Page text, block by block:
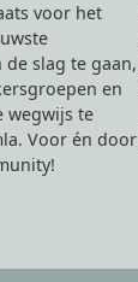
voor het
slag te gaan,
en
wegwijs te
Voor én door